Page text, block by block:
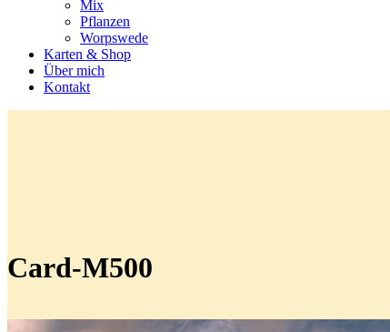
Mix
Pflanzen
Worpswede
Karten & Shop
Über mich
Kontakt
Card-M500